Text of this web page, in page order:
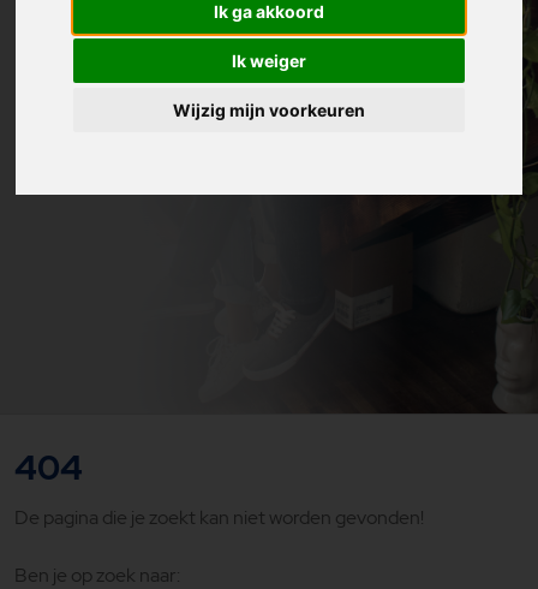
Ik ga akkoord
Ik weiger
Wijzig mijn voorkeuren
Wellicht elders?
404
De pagina die je zoekt kan niet worden gevonden!
Ben je op zoek naar: